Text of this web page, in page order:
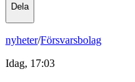
Dela
nyheter/Försvarsbolag
Idag, 17:03